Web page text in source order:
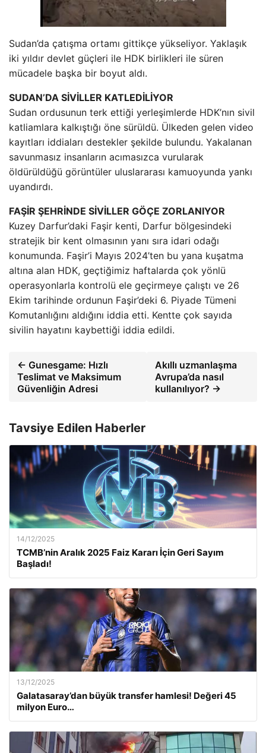
Sudan’da çatışma ortamı gittikçe yükseliyor. Yaklaşık
iki yıldır devlet güçleri ile HDK birlikleri ile süren
mücadele başka bir boyut aldı.
SUDAN’DA SİVİLLER KATLEDİLİYOR
Sudan ordusunun terk ettiği yerleşimlerde HDK’nın sivil
katliamlara kalkıştığı öne sürüldü. Ülkeden gelen video
kayıtları iddiaları destekler şekilde bulundu. Yakalanan
savunmasız insanların acımasızca vurularak
öldürüldüğü görüntüler uluslararası kamuoyunda yankı
uyandırdı.
FAŞİR ŞEHRİNDE SİVİLLER GÖÇE ZORLANIYOR
Kuzey Darfur’daki Faşir kenti, Darfur bölgesindeki
stratejik bir kent olmasının yanı sıra idari odağı
konumunda. Faşir’i Mayıs 2024’ten bu yana kuşatma
altına alan HDK, geçtiğimiz haftalarda çok yönlü
operasyonlarla kontrolü ele geçirmeye çalıştı ve 26
Ekim tarihinde ordunun Faşir’deki 6. Piyade Tümeni
Komutanlığını aldığını iddia etti. Kentte çok sayıda
sivilin hayatını kaybettiği iddia edildi.
← Gunesgame: Hızlı
Teslimat ve Maksimum
Güvenliğin Adresi
Akıllı uzmanlaşma
Avrupa’da nasıl
kullanılıyor? →
Tavsiye Edilen Haberler
14/12/2025
TCMB’nin Aralık 2025 Faiz Kararı İçin Geri Sayım
Başladı!
13/12/2025
Galatasaray’dan büyük transfer hamlesi! Değeri 45
milyon Euro…